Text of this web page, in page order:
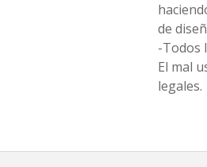
de
-Todos
El mal
legales.